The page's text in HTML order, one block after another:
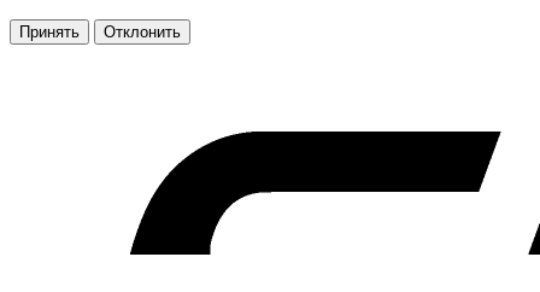
Принять Отклонить